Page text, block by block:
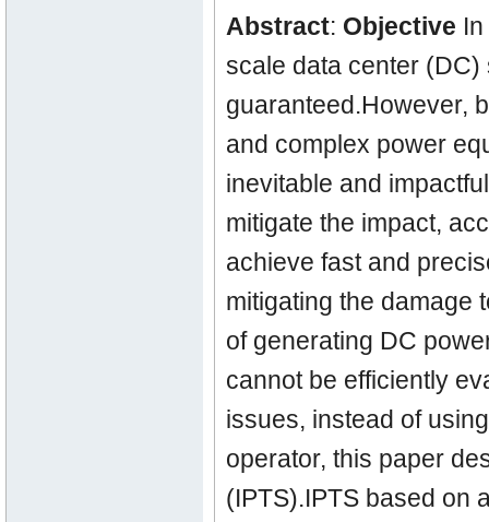
Abstract: Objective
scale data center
guaranteed.However,
and complex power
inevitable and
mitigate the impact,
achieve fast and
mitigating the damage
of generating DC
cannot be efficiently
issues, instead of
operator, this paper
(IPTS).IPTS based on